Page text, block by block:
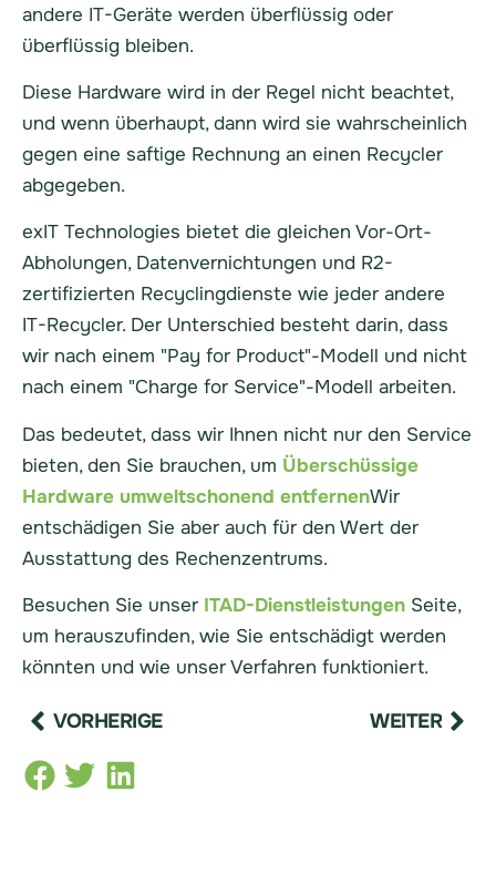
andere IT-Geräte werden überflüssig oder
überflüssig bleiben.
Diese Hardware wird in der Regel nicht beachtet,
und wenn überhaupt, dann wird sie wahrscheinlich
gegen eine saftige Rechnung an einen Recycler
abgegeben.
exIT Technologies bietet die gleichen Vor-Ort-
Abholungen, Datenvernichtungen und R2-
zertifizierten Recyclingdienste wie jeder andere
IT-Recycler. Der Unterschied besteht darin, dass
wir nach einem "Pay for Product"-Modell und nicht
nach einem "Charge for Service"-Modell arbeiten.
Das bedeutet, dass wir Ihnen nicht nur den Service
bieten, den Sie brauchen, um Überschüssige
Hardware umweltschonend entfernenWir
entschädigen Sie aber auch für den Wert der
Ausstattung des Rechenzentrums.
Besuchen Sie unser ITAD-Dienstleistungen Seite,
um herauszufinden, wie Sie entschädigt werden
könnten und wie unser Verfahren funktioniert.
VORHERIGE WEITER